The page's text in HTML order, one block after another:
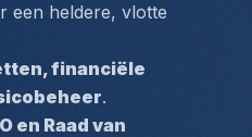
een heldere, vlotte
financiële
.
en Raad van